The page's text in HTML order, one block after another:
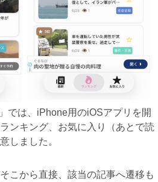
では、iPhone用のiOSアプリを開
ンキング、お気に入り（あとで読
しました。
こから直接、該当の記事へ遷移も